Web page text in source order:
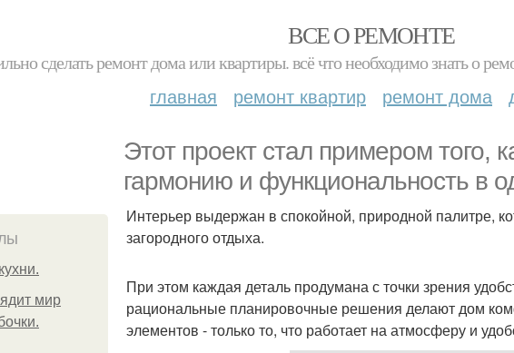
ВСЕ О РЕМОНТЕ
сделать ремонт дома или квартиры. всё что необходимо знать о
главная ремонт квартир ремонт дома
Этот проект стал примером того,
гармонию и функциональность в
мир
Интерьер выдержан в спокойной, природной палитре,
загородного отдыха.
При этом каждая деталь продумана с точки зрения
рациональные планировочные решения делают дом
элементов - только то, что работает на атмосферу и